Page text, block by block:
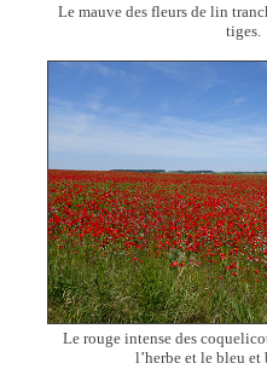
Le mauve des fleurs de lin
tiges.
Le rouge intense des
l’herbe et le bleu